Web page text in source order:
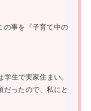
の事を『子育て中の
生で実家住まい。
だったので、私にと